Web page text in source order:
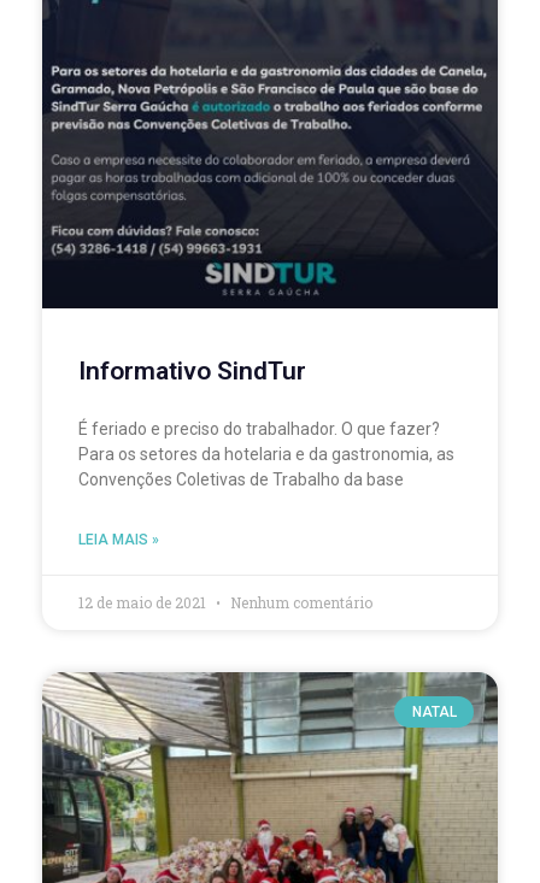
Informativo SindTur
É feriado e preciso do trabalhador. O que fazer?
Para os setores da hotelaria e da gastronomia, as
Convenções Coletivas de Trabalho da base
LEIA MAIS »
12 de maio de 2021 Nenhum comentário
NATAL